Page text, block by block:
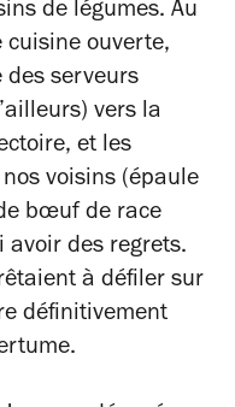
de légumes. Au
cuisine ouverte,
des serveurs
vers la
et les
voisins (épaule
bœuf de race
avoir des regrets.
à défiler sur
définitivement